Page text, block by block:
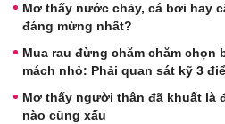
Mơ thấy nước chảy, cá bơi hay
đáng mừng nhất?
Mua rau đừng chăm chăm
mách nhỏ: Phải quan sát kỹ 3
Mơ thấy người thân đã khuất là
nào cũng xấu